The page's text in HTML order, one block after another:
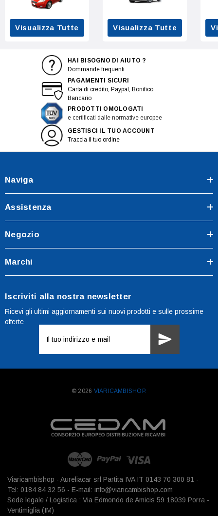
Visualizza Tutte Visualizza Tutte
HAI BISOGNO DI AIUTO ?
Dommande frequenti
PAGAMENTI SICURI
Carta di credito, Paypal, Bonifico
Bancario
PRODOTTI OMOLOGATI
e certificati dalle normative europee
GESTISCI IL TUO ACCOUNT
Traccia il tuo ordine
Naviga
Assistenza
Negozio
Marchi
Iscriviti alla nostra newsletter
Ricevi gli ultimi aggiornamenti sui nuovi prodotti e sulle prossime
offerte
mail
© 2026 VIARICAMBISHOP.
Viaricambishop - Aureliacar srl Partita IVA IT 0143 70 300 81 -
Tel: 0184 84 32 56 - E-mail: info@viaricambishop.com
Sede legale / Logistica : Via Edmondo de Amicis 59 18039 Porra -
Ventimiglia (IM)